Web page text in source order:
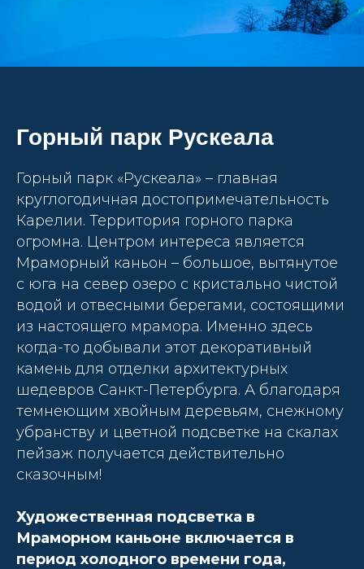
Горный парк Рускеала
Горный парк «Рускеала» – главная
круглогодичная достопримечательность
Карелии. Территория горного парка
огромна. Центром интереса является
Мраморный каньон – большое, вытянутое
с юга на север озеро с кристально чистой
водой и отвесными берегами, состоящими
из настоящего мрамора. Именно здесь
когда-то добывали этот декоративный
камень для отделки архитектурных
шедевров Санкт-Петербурга. А благодаря
темнеющим хвойным деревьям, снежному
убранству и цветной подсветке на скалах
пейзаж получается действительно
сказочным!
Художественная подсветка в
Мраморном каньоне включается в
период холодного времени года,